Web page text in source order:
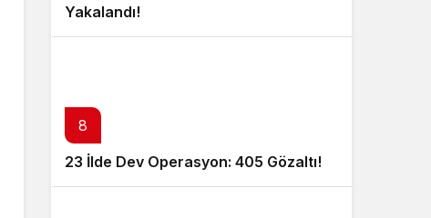
Yakalandı!
8
23 İlde Dev Operasyon: 405 Gözaltı!